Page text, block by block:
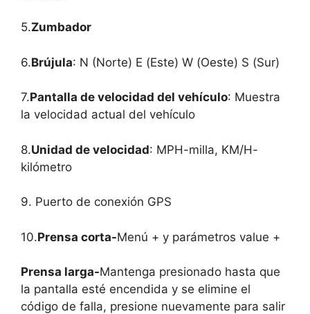
5.Zumbador
6.Brújula: N (Norte) E (Este) W (Oeste) S (Sur)
7.Pantalla de velocidad del vehículo: Muestra
la velocidad actual del vehículo
8.Unidad de velocidad: MPH-milla, KM/H-
kilómetro
9. Puerto de conexión GPS
10.Prensa corta-Menú + y parámetros value +
Prensa larga-Mantenga presionado hasta que
la pantalla esté encendida y se elimine el
código de falla, presione nuevamente para salir